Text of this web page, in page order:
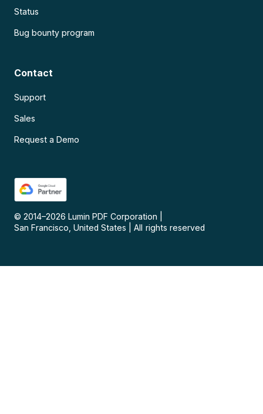
Status
Bug bounty program
Contact
Support
Sales
Request a Demo
© 2014–2026 Lumin PDF Corporation
San Francisco, United States
All rights reserved